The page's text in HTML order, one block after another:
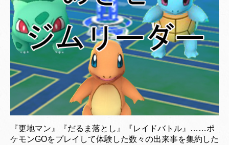
『更地マン』『だるま落とし』『レイドバトル』……ポ
ケモンGOをプレイして体験した数々の出来事を集約した